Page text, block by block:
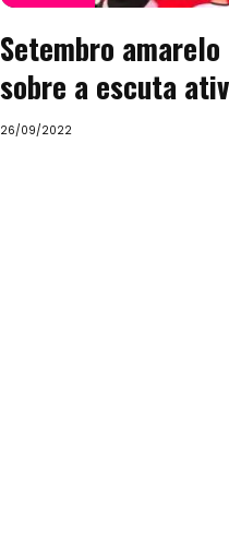
Setembro
sobre a escuta
26/09/2022